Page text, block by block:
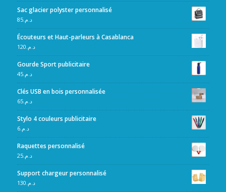
Sac glacier polyster personnalisé
د.م.85
Écouteurs et Haut-parleurs à Casablanca
د.م. 120
Gourde Sport publicitaire
د.م.45
Clés USB en bois personnalisée
د.م.65
Stylo 4 couleurs publicitaire
د.م.6
Raquettes personnalisé
د.م.25
Support chargeur personnalisé
د.م. 130